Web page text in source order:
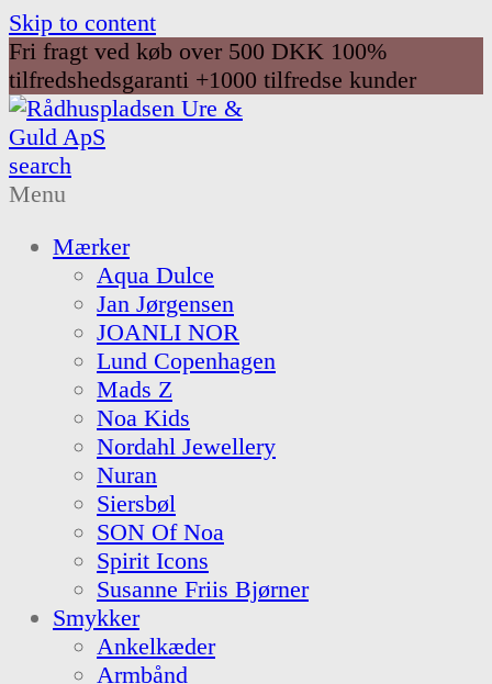
Skip to content
Fri fragt ved køb over 500 DKK 100%
tilfredshedsgaranti +1000 tilfredse kunder
search
Menu
Mærker
Aqua Dulce
Jan Jørgensen
JOANLI NOR
Lund Copenhagen
Mads Z
Noa Kids
Nordahl Jewellery
Nuran
Siersbøl
SON Of Noa
Spirit Icons
Susanne Friis Bjørner
Smykker
Ankelkæder
Armbånd